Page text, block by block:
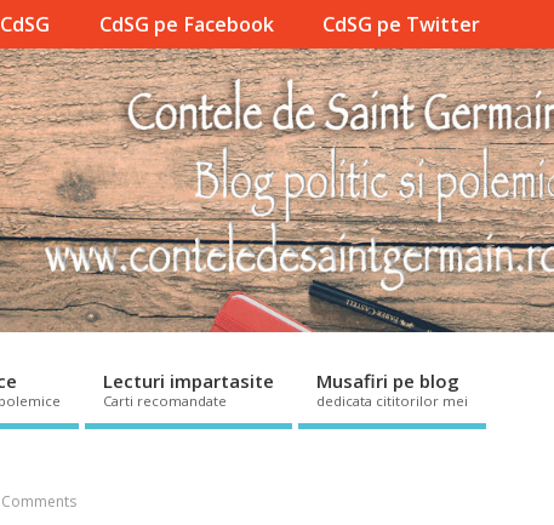
CdSG pe Facebook CdSG pe Twitter
Lecturi impartasite
Carti recomandate
Musafiri pe blog
dedicata cititorilor mei